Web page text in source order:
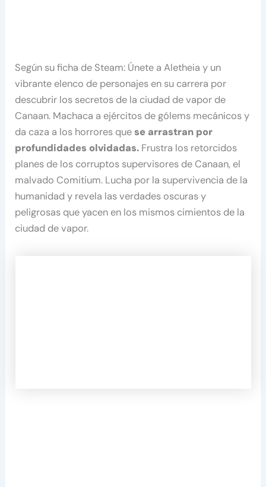
Según su ficha de Steam: Únete a Aletheia y un
vibrante elenco de personajes en su carrera por
descubrir los secretos de la ciudad de vapor de
Canaan. Machaca a ejércitos de gólems mecánicos y
da caza a los horrores quese arrastran por
profundidades olvidadas. Frustra los retorcidos
planes de los corruptos supervisores de Canaan, el
malvado Comitium. Lucha por la supervivencia de la
humanidad y revela las verdades oscuras y
peligrosas que yacen en los mismos cimientos de la
ciudad de vapor.